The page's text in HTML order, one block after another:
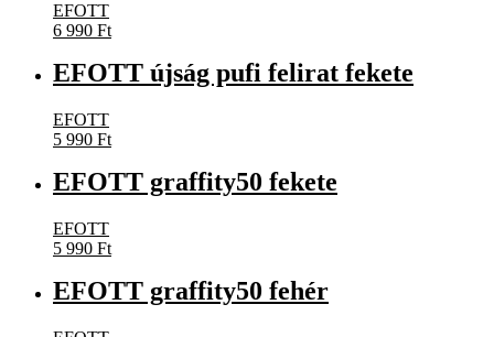
EFOTT
6 990 Ft
EFOTT újság pufi felirat fekete
EFOTT
5 990 Ft
EFOTT graffity50 fekete
EFOTT
5 990 Ft
EFOTT graffity50 fehér